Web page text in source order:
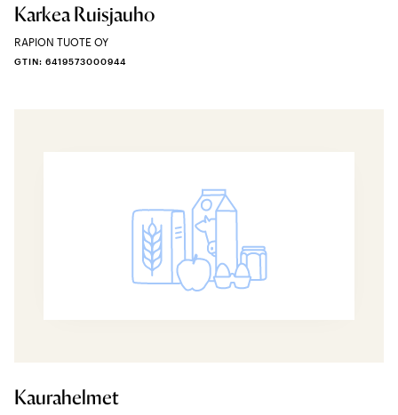
Karkea Ruisjauho
RAPION TUOTE OY
GTIN: 6419573000944
Kaurahelmet